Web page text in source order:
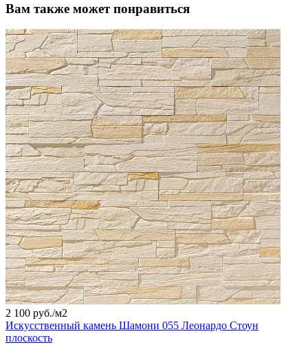
Вам также может понравиться
2 100 руб./м2
Искусственный камень Шамони 055 Леонардо Стоун
плоскость